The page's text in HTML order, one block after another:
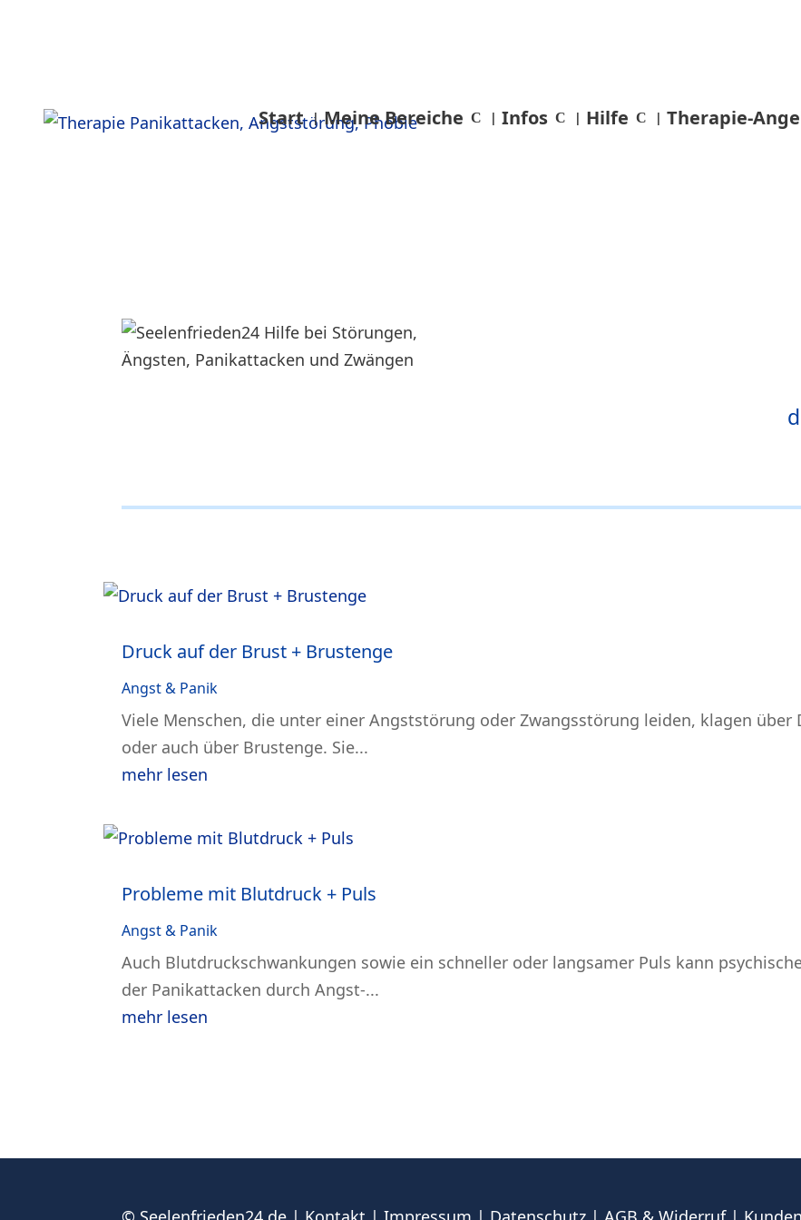
Start Meine Bereiche Infos Hilfe Therapie-
Druck auf der Brust + Brustenge
Angst & Panik
Viele Menschen, die unter einer Angststörung oder Zwangsstörung leiden, klagen über
oder auch über Brustenge. Sie...
mehr lesen
Probleme mit Blutdruck + Puls
Angst & Panik
Auch Blutdruckschwankungen sowie ein schneller oder langsamer Puls kann
der Panikattacken durch Angst-...
mehr lesen